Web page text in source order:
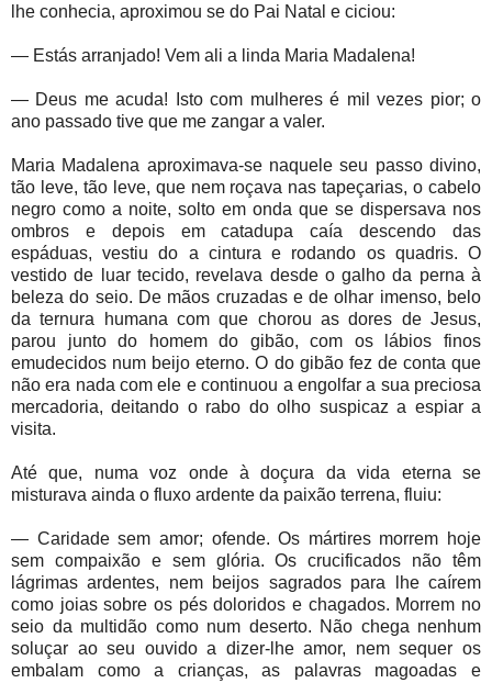
lhe conhecia, aproximou se do Pai Natal e ciciou:
— Estás arranjado! Vem ali a linda Maria Madalena!
— Deus me acuda! Isto com mulheres é mil vezes pior; o
ano passado tive que me zangar a valer.
Maria Madalena aproximava-se naquele seu passo divino,
tão leve, tão leve, que nem roçava nas tapeçarias, o cabelo
negro como a noite, solto em onda que se dispersava nos
ombros e depois em catadupa caía descendo das
espáduas, vestiu do a cintura e rodando os quadris. O
vestido de luar tecido, revelava desde o galho da perna à
beleza do seio. De mãos cruzadas e de olhar imenso, belo
da ternura humana com que chorou as dores de Jesus,
parou junto do homem do gibão, com os lábios finos
emudecidos num beijo eterno. O do gibão fez de conta que
não era nada com ele e continuou a engolfar a sua preciosa
mercadoria, deitando o rabo do olho suspicaz a espiar a
visita.
Até que, numa voz onde à doçura da vida eterna se
misturava ainda o fluxo ardente da paixão terrena, fluiu:
— Caridade sem amor; ofende. Os mártires morrem hoje
sem compaixão e sem glória. Os crucificados não têm
lágrimas ardentes, nem beijos sagrados para lhe caírem
como joias sobre os pés doloridos e chagados. Morrem no
seio da multidão como num deserto. Não chega nenhum
soluçar ao seu ouvido a dizer-lhe amor, nem sequer os
embalam como a crianças, as palavras magoadas e